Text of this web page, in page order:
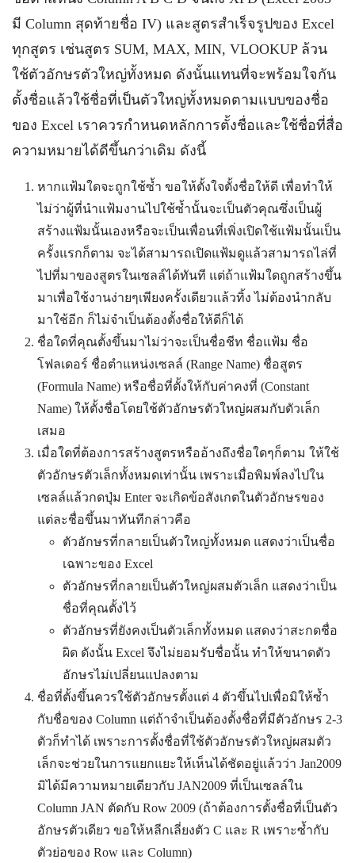
มี Column สุดท้ายชื่อ IV) และสูตรสำเร็จรูปของ Excel
ทุกสูตร เช่นสูตร SUM, MAX, MIN, VLOOKUP ล้วน
ใช้ตัวอักษรตัวใหญ่ทั้งหมด ดังนั้นแทนที่จะพร้อมใจกัน
ตั้งชื่อแล้วใช้ชื่อที่เป็นตัวใหญ่ทั้งหมดตามแบบของชื่อ
ของ Excel เราควรกำหนดหลักการตั้งชื่อและใช้ชื่อที่สื่อ
ความหมายได้ดีขึ้นกว่าเดิม ดังนี้
หากแฟ้มใดจะถูกใช้ซ้ำ ขอให้ตั้งใจตั้งชื่อให้ดี เพื่อทำให้
ไม่ว่าผู้ที่นำแฟ้มงานไปใช้ซ้ำนั้นจะเป็นตัวคุณซึ่งเป็นผู้
สร้างแฟ้มนั้นเองหรือจะเป็นเพื่อนที่เพิ่งเปิดใช้แฟ้มนั้นเป็น
ครั้งแรกก็ตาม จะได้สามารถเปิดแฟ้มดูแล้วสามารถไล่ที่
ไปที่มาของสูตรในเซลล์ได้ทันที แต่ถ้าแฟ้มใดถูกสร้างขึ้น
มาเพื่อใช้งานง่ายๆเพียงครั้งเดียวแล้วทิ้ง ไม่ต้องนำกลับ
มาใช้อีก ก็ไม่จำเป็นต้องตั้งชื่อให้ดีก็ได้
ชื่อใดที่คุณตั้งขึ้นมาไม่ว่าจะเป็นชื่อชีท ชื่อแฟ้ม ชื่อ
โฟลเดอร์ ชื่อตำแหน่งเซลล์ (Range Name) ชื่อสูตร
(Formula Name) หรือชื่อที่ตั้งให้กับค่าคงที่ (Constant
Name) ให้ตั้งชื่อโดยใช้ตัวอักษรตัวใหญ่ผสมกับตัวเล็ก
เสมอ
เมื่อใดที่ต้องการสร้างสูตรหรืออ้างถึงชื่อใดๆก็ตาม ให้ใช้
ตัวอักษรตัวเล็กทั้งหมดเท่านั้น เพราะเมื่อพิมพ์ลงไปใน
เซลล์แล้วกดปุ่ม Enter จะเกิดข้อสังเกตในตัวอักษรของ
แต่ละชื่อขึ้นมาทันทีกล่าวคือ
ตัวอักษรที่กลายเป็นตัวใหญ่ทั้งหมด แสดงว่าเป็นชื่อ
เฉพาะของ Excel
ตัวอักษรที่กลายเป็นตัวใหญ่ผสมตัวเล็ก แสดงว่าเป็น
ชื่อที่คุณตั้งไว้
ตัวอักษรที่ยังคงเป็นตัวเล็กทั้งหมด แสดงว่าสะกดชื่อ
ผิด ดังนั้น Excel จึงไม่ยอมรับชื่อนั้น ทำให้ขนาดตัว
อักษรไม่เปลี่ยนแปลงตาม
ชื่อที่ตั้งขึ้นควรใช้ตัวอักษรตั้งแต่ 4 ตัวขึ้นไปเพื่อมิให้ซ้ำ
กับชื่อของ Column แต่ถ้าจำเป็นต้องตั้งชื่อที่มีตัวอักษร 2-3
ตัวก็ทำได้ เพราะการตั้งชื่อที่ใช้ตัวอักษรตัวใหญ่ผสมตัว
เล็กจะช่วยในการแยกแยะให้เห็นได้ชัดอยู่แล้วว่า Jan2009
มิได้มีความหมายเดียวกับ JAN2009 ที่เป็นเซลล์ใน
Column JAN ตัดกับ Row 2009 (ถ้าต้องการตั้งชื่อที่เป็นตัว
อักษรตัวเดียว ขอให้หลีกเลี่ยงตัว C และ R เพราะซ้ำกับ
ตัวย่อของ Row และ Column)